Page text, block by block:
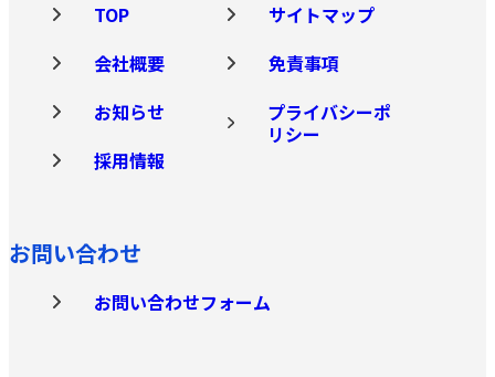
TOP
会社概要
お知らせ
採用情報
サイトマップ
免責事項
プライバシーポ
リシー
お問い合わせ
お問い合わせフォーム